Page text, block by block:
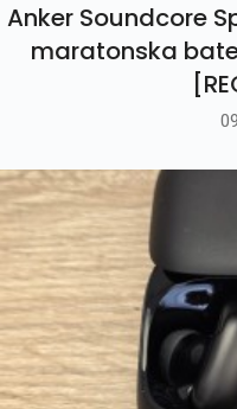
Anker Soundcore
maratonska